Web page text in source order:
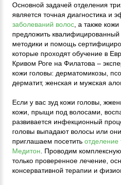
Основной задачей отделения
является точная диагностика и
заболеваний волос , а также
предложить
методики и помощь
которые проходят обучение в
Кривом Роге на Филатова –
кожи головы: дерматомикозы,
дерматит, женская и мужская
Если у вас зуд кожи головы,
кожи, прыщи под волосами,
развивается инфекционный
головы выпадают волосы или
приглашаем посетить отделение
Медитон . Проводим
только проверенное лечение,
консервативной терапии и